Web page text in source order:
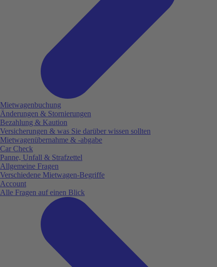
Mietwagenbuchung
Änderungen & Stornierungen
Bezahlung & Kaution
Versicherungen & was Sie darüber wissen sollten
Mietwagenübernahme & -abgabe
Car Check
Panne, Unfall & Strafzettel
Allgemeine Fragen
Verschiedene Mietwagen-Begriffe
Account
Alle Fragen auf einen Blick